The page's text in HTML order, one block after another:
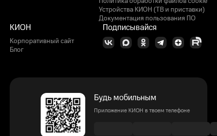
Устройства КИОН (ТВ и приставки)
Документация пользования ПО
КИОН
Корпоративный сайт
Блог
Подписывайся
Будь мобильным
Приложение КИОН в твоем телефоне